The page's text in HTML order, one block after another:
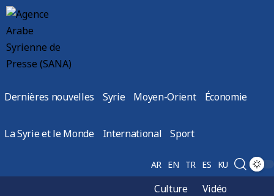
Dernières nouvelles Syrie Moyen-Orient Économie
La Syrie et le Monde International Sport
AR EN TR ES KU
Culture
Vidéo